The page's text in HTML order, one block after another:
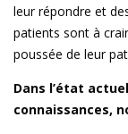
leur répondre et
patients sont à
poussée de leur
Dans l’état
connaissances,